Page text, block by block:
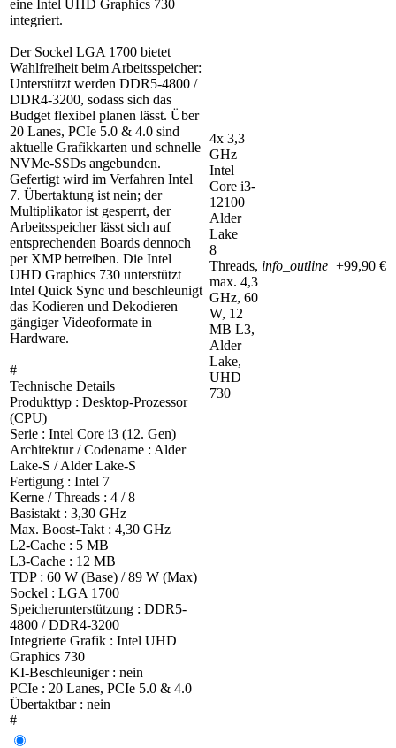
eine Intel UHD Graphics 730
integriert.
Der Sockel LGA 1700 bietet
Wahlfreiheit beim Arbeitsspeicher:
Unterstützt werden DDR5-4800 /
DDR4-3200, sodass sich das
Budget flexibel planen lässt. Über
20 Lanes, PCIe 5.0 & 4.0 sind
aktuelle Grafikkarten und schnelle
NVMe-SSDs angebunden.
Gefertigt wird im Verfahren Intel
7. Übertaktung ist nein; der
Multiplikator ist gesperrt, der
Arbeitsspeicher lässt sich auf
entsprechenden Boards dennoch
per XMP betreiben. Die Intel
UHD Graphics 730 unterstützt
Intel Quick Sync und beschleunigt
das Kodieren und Dekodieren
gängiger Videoformate in
Hardware.
#
Technische Details
Produkttyp : Desktop-Prozessor
(CPU)
Serie : Intel Core i3 (12. Gen)
Architektur / Codename : Alder
Lake-S / Alder Lake-S
Fertigung : Intel 7
Kerne / Threads : 4 / 8
Basistakt : 3,30 GHz
Max. Boost-Takt : 4,30 GHz
L2-Cache : 5 MB
L3-Cache : 12 MB
TDP : 60 W (Base) / 89 W (Max)
Sockel : LGA 1700
Speicherunterstützung : DDR5-
4800 / DDR4-3200
Integrierte Grafik : Intel UHD
Graphics 730
KI-Beschleuniger : nein
PCIe : 20 Lanes, PCIe 5.0 & 4.0
Übertaktbar : nein
#
4x 3,3
GHz
Intel
Core i3-
12100
Alder
Lake
8
Threads,
max. 4,3
GHz, 60
W, 12
MB L3,
Alder
Lake,
UHD
730
info_outline +99,90 €